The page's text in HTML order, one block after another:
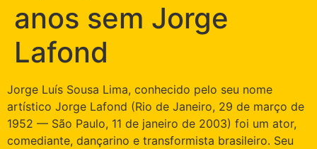
anos sem Jorge
Lafond
Jorge Luís Sousa Lima, conhecido pelo seu nome
artístico Jorge Lafond (Rio de Janeiro, 29 de março de
1952 — São Paulo, 11 de janeiro de 2003) foi um ator,
comediante, dançarino e transformista brasileiro. Seu